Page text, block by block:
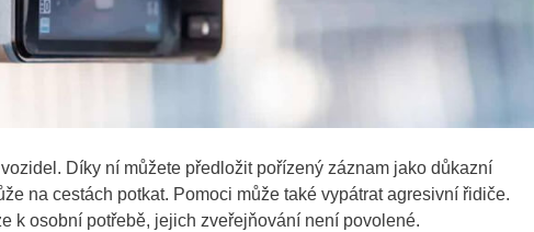
Díky ní můžete předložit pořízený záznam jako důkazní
na cestách potkat. Pomoci může také vypátrat agresivní řidiče.
k osobní potřebě, jejich zveřejňování není povolené.